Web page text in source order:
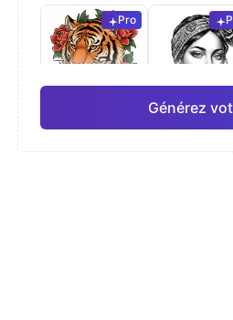
Pro
Japonais Aquarelle
Générez